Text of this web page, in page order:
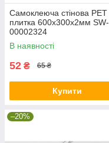
Самоклеюча стінова PET
плитка 600х300х2мм SW-
00002324
В наявності
52 ₴ 65 ₴
Купити
–20%